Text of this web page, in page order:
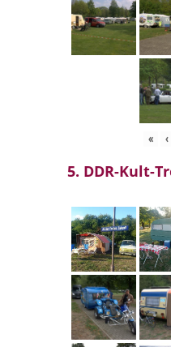
« ‹
5. DDR-Kult-